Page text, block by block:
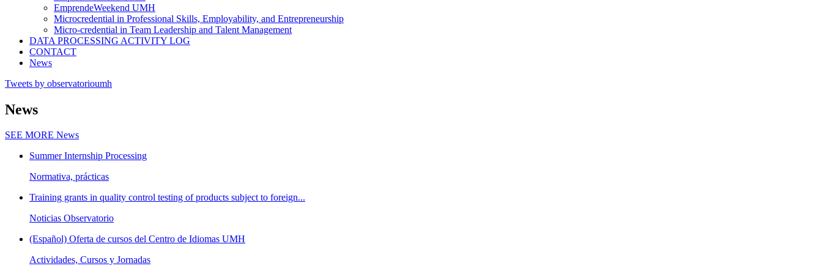
EmprendeWeekend UMH
Microcredential in Professional Skills, Employability, and Entrepreneurship
Micro-credential in Team Leadership and Talent Management
DATA PROCESSING ACTIVITY LOG
CONTACT
News
Tweets by observatorioumh
News
SEE MORE News
Summer Internship Processing
Normativa, prácticas
Training grants in quality control testing of products subject to foreign...
Noticias Observatorio
(Español) Oferta de cursos del Centro de Idiomas UMH
Actividades, Cursos y Jornadas